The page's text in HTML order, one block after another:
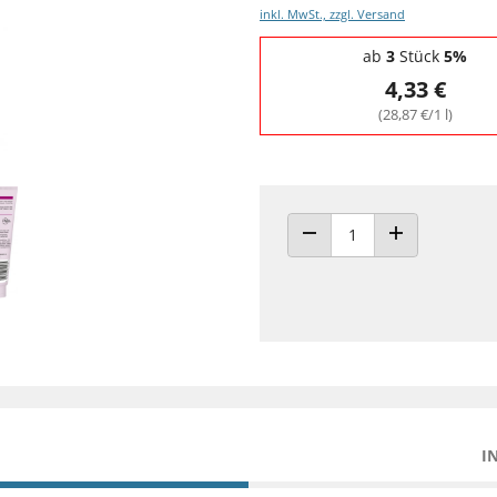
inkl. MwSt., zzgl. Versand
Staffelpreise - Mengenrabatt
ab 3 Stück 5%
4,33 €
(28,87 €/1 l)
ANZAHL VERRINGERN
ANZAHL